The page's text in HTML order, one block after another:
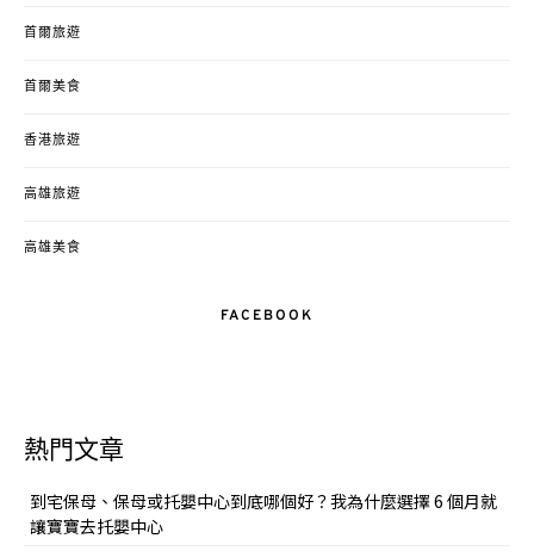
首爾旅遊
首爾美食
香港旅遊
高雄旅遊
高雄美食
FACEBOOK
熱門文章
到宅保母、保母或托嬰中心到底哪個好？我為什麼選擇 6 個月就
讓寶寶去托嬰中心